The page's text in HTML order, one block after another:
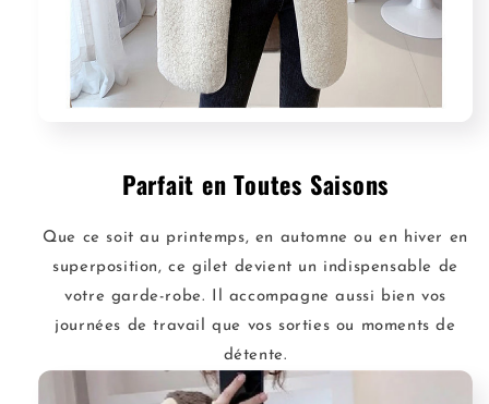
Parfait en Toutes Saisons
Que ce soit au printemps, en automne ou en hiver en
superposition, ce gilet devient un indispensable de
votre garde-robe. Il accompagne aussi bien vos
journées de travail que vos sorties ou moments de
détente.